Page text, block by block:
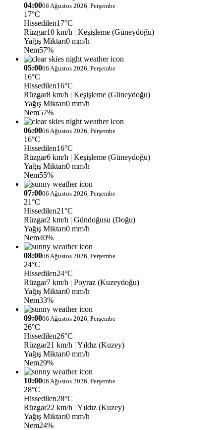
04:0006 Ağustos 2026, Perşembe
17°C
Hissedilen17°C
Rüzgar10 km/h | Keşişleme (Güneydoğu)
Yağış Miktarı0 mm/h
Nem57%
05:0006 Ağustos 2026, Perşembe
16°C
Hissedilen16°C
Rüzgar8 km/h | Keşişleme (Güneydoğu)
Yağış Miktarı0 mm/h
Nem57%
06:0006 Ağustos 2026, Perşembe
16°C
Hissedilen16°C
Rüzgar6 km/h | Keşişleme (Güneydoğu)
Yağış Miktarı0 mm/h
Nem55%
07:0006 Ağustos 2026, Perşembe
21°C
Hissedilen21°C
Rüzgar2 km/h | Gündoğusu (Doğu)
Yağış Miktarı0 mm/h
Nem40%
08:0006 Ağustos 2026, Perşembe
24°C
Hissedilen24°C
Rüzgar7 km/h | Poyraz (Kuzeydoğu)
Yağış Miktarı0 mm/h
Nem33%
09:0006 Ağustos 2026, Perşembe
26°C
Hissedilen26°C
Rüzgar21 km/h | Yıldız (Kuzey)
Yağış Miktarı0 mm/h
Nem29%
10:0006 Ağustos 2026, Perşembe
28°C
Hissedilen28°C
Rüzgar22 km/h | Yıldız (Kuzey)
Yağış Miktarı0 mm/h
Nem24%